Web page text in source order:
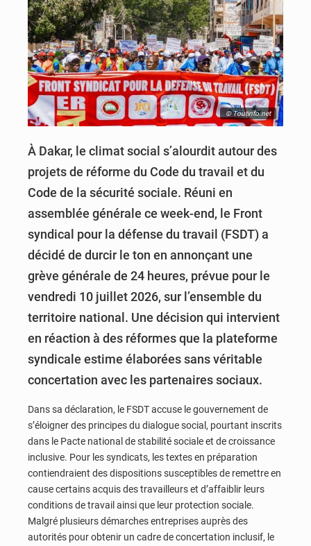
© Toutinfo.net
À Dakar, le climat social s’alourdit autour des
projets de réforme du Code du travail et du
Code de la sécurité sociale. Réuni en
assemblée générale ce week-end, le Front
syndical pour la défense du travail (FSDT) a
décidé de durcir le ton en annonçant une
grève générale de 24 heures, prévue pour le
vendredi 10 juillet 2026, sur l’ensemble du
territoire national. Une décision qui intervient
en réaction à des réformes que la plateforme
syndicale estime élaborées sans véritable
concertation avec les partenaires sociaux.
Dans sa déclaration, le FSDT accuse le gouvernement de
s’éloigner des principes du dialogue social, pourtant inscrits
dans le Pacte national de stabilité sociale et de croissance
inclusive. Pour les syndicats, les textes en préparation
contiendraient des dispositions susceptibles de remettre en
cause certains acquis des travailleurs et d’affaiblir leurs
conditions de travail ainsi que leur protection sociale.
Malgré plusieurs démarches entreprises auprès des
autorités pour obtenir un cadre de concertation inclusif, le